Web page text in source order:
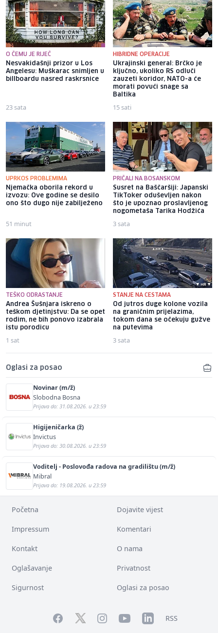
O ČEMU JE RIJEČ
Nesvakidašnji prizor u Los
Angelesu: Muškarac snimljen u
billboardu nasred raskrsnice
23 sata
HIBRIDNE OPERACIJE
Ukrajinski general: Brčko je
ključno, ukoliko RS odluči
zauzeti koridor, NATO-a će
morati povući snage sa
Baltika
15 sati
UPRKOS PROBLEMIMA
Njemačka oborila rekord u
izvozu: Ove godine se desilo
ono što dugo nije zabilježeno
51 minut
PRIČALI NA BOSANSKOM
Susret na Baščaršiji: Japanski
TikToker oduševljen nakon
što je upoznao proslavljenog
nogometaša Tarika Hodžića
3 sata
TEŠKO ODRASTANJE
Andrea Šušnjara iskreno o
teškom djetinjstvu: Da se opet
rodim, ne bih ponovo izabrala
istu porodicu
1 sat
STANJE NA CESTAMA
Od jutros duge kolone vozila
na graničnim prijelazima,
tokom dana se očekuju gužve
na putevima
3 sata
Oglasi za posao
Novinar (m/ž)
Slobodna Bosna
Prijava do: 31.08.2026. u 23:59
Higijeničarka (ž)
Invictus
Prijava do: 30.08.2026. u 23:59
Voditelj - Poslovođa radova na gradilištu (m/ž)
Mibral
Prijava do: 19.08.2026. u 23:59
Početna Dojavite vijest
Impressum Komentari
Kontakt O nama
Oglašavanje Privatnost
Sigurnost Oglasi za posao
FacebookTwitterInstagramYouTubeLinkedInRSS